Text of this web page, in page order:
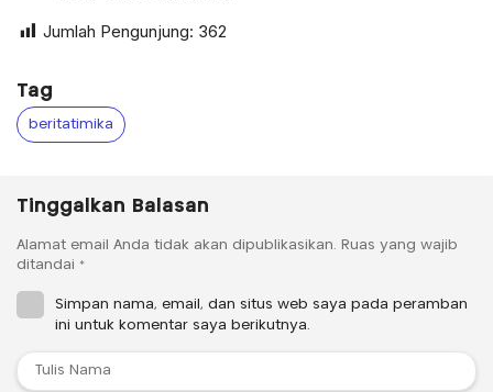
Jumlah Pengunjung: 362
Tag
beritatimika
Tinggalkan Balasan
Alamat email Anda tidak akan dipublikasikan. Ruas yang wajib
ditandai *
Simpan nama, email, dan situs web saya pada peramban
ini untuk komentar saya berikutnya.